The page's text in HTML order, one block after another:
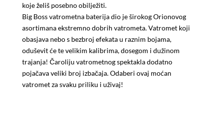
koje želiš posebno obilježiti.
Big Boss vatrometna baterija dio je širokog Orionovog
asortimana ekstremno dobrih vatrometa. Vatromet koji
obasjava nebo s bezbroj efekata u raznim bojama,
oduševit će te velikim kalibrima, dosegom i dužinom
trajanja! Čaroliju vatrometnog spektakla dodatno
pojačava veliki broj izbačaja. Odaberi ovaj moćan
vatromet za svaku priliku i uživaj!